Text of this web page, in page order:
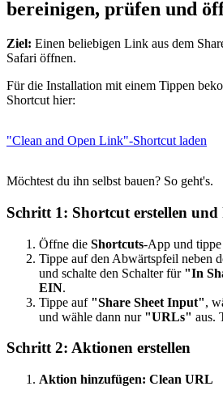
bereinigen, prüfen und
Ziel: Einen beliebigen Link aus dem
Safari öffnen.
Für die Installation mit einem Tippen
Shortcut hier:
"Clean and Open Link"-Shortcut laden
Möchtest du ihn selbst bauen? So geht's.
Schritt 1: Shortcut erstellen
Öffne die Shortcuts-App und tippe
Tippe auf den Abwärtspfeil neben
und schalte den Schalter für "In
EIN.
Tippe auf "Share Sheet Input",
und wähle dann nur "URLs" aus.
Schritt 2: Aktionen erstellen
Aktion hinzufügen: Clean URL